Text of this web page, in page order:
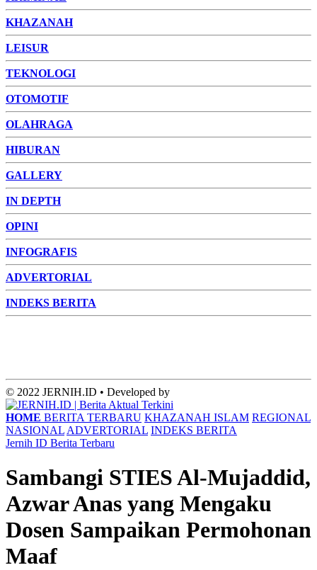
KHAZANAH
LEISUR
TEKNOLOGI
OTOMOTIF
OLAHRAGA
HIBURAN
GALLERY
IN DEPTH
OPINI
INFOGRAFIS
ADVERTORIAL
INDEKS BERITA
© 2022 JERNIH.ID • Developed by
HOME BERITA TERBARU KHAZANAH ISLAM REGIONAL
NASIONAL ADVERTORIAL INDEKS BERITA
Jernih ID Berita Terbaru
Sambangi STIES Al-Mujaddid,
Azwar Anas yang Mengaku
Dosen Sampaikan Permohonan
Maaf